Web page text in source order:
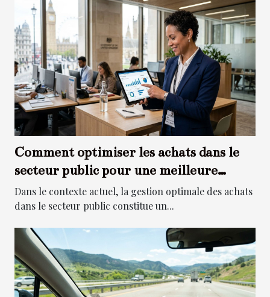
Comment optimiser les achats dans le
secteur public pour une meilleure
gestion ?
Dans le contexte actuel, la gestion optimale des achats
dans le secteur public constitue un...